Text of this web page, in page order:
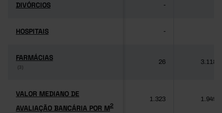
DIVÓRCIOS
DIVÓRCIOS -
HOSPITAIS
HOSPITAIS -
FARMÁCIAS
(3)
FARMÁCIAS
(3)
26 3.118
VALOR MEDIANO DE
AVALIAÇÃO BANCÁRIA POR M2
VALOR MEDIANO DE
AVALIAÇÃO BANCÁRIA POR M2
1.323 1.949